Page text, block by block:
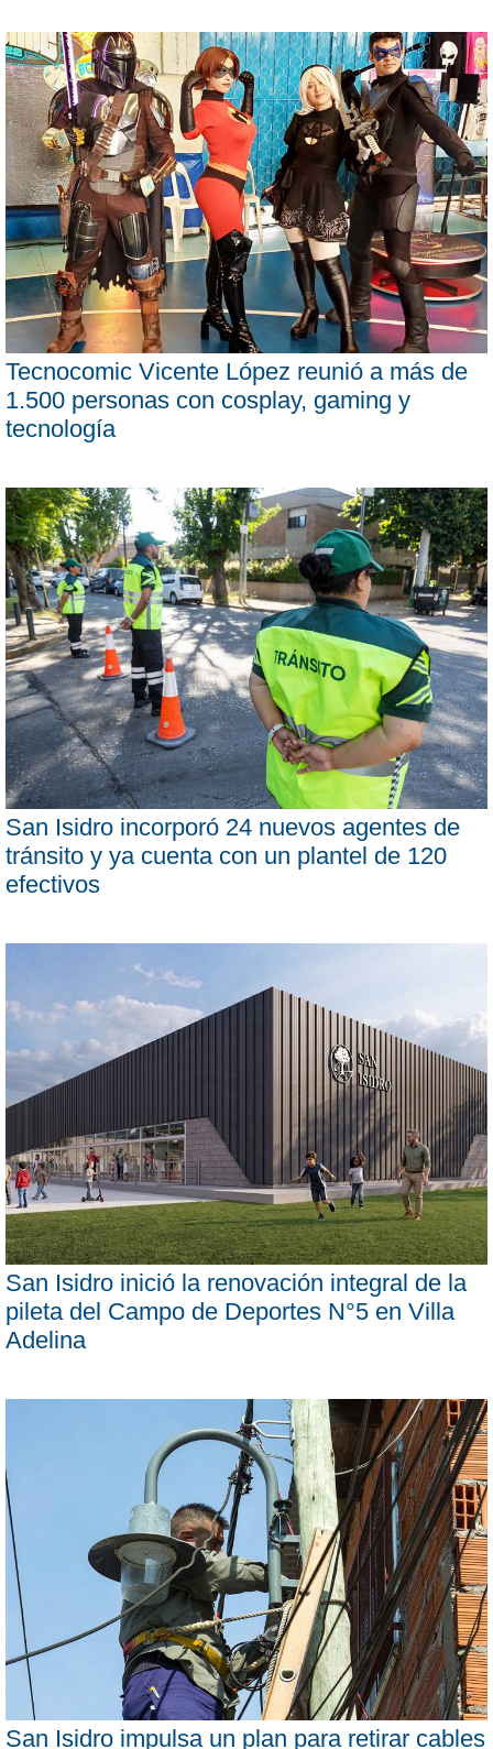
Tecnocomic Vicente López reunió a más de
1.500 personas con cosplay, gaming y
tecnología
San Isidro incorporó 24 nuevos agentes de
tránsito y ya cuenta con un plantel de 120
efectivos
San Isidro inició la renovación integral de la
pileta del Campo de Deportes N°5 en Villa
Adelina
San Isidro impulsa un plan para retirar cables